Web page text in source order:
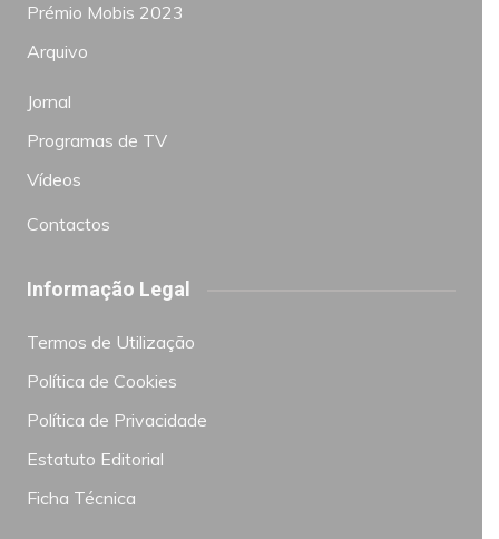
Prémio Mobis 2023
Arquivo
Jornal
Programas de TV
Vídeos
Contactos
Informação Legal
Termos de Utilização
Política de Cookies
Política de Privacidade
Estatuto Editorial
Ficha Técnica